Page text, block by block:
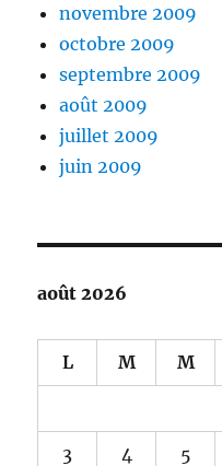
novembre 2009
octobre 2009
septembre 2009
août 2009
juillet 2009
juin 2009
août 2026
L M M
3 4 5